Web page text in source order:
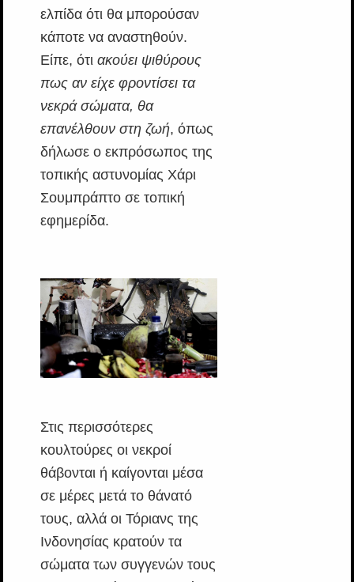
ελπίδα ότι θα μπορούσαν
κάποτε να αναστηθούν.
Είπε, ότι ακούει ψιθύρους
πως αν είχε φροντίσει τα
νεκρά σώματα, θα
επανέλθουν στη ζωή, όπως
δήλωσε ο εκπρόσωπος της
τοπικής αστυνομίας Χάρι
Σουμπράπτο σε τοπική
εφημερίδα.
Στις περισσότερες
κουλτούρες οι νεκροί
θάβονται ή καίγονται μέσα
σε μέρες μετά το θάνατό
τους, αλλά οι Τόριανς της
Ινδονησίας κρατούν τα
σώματα των συγγενών τους